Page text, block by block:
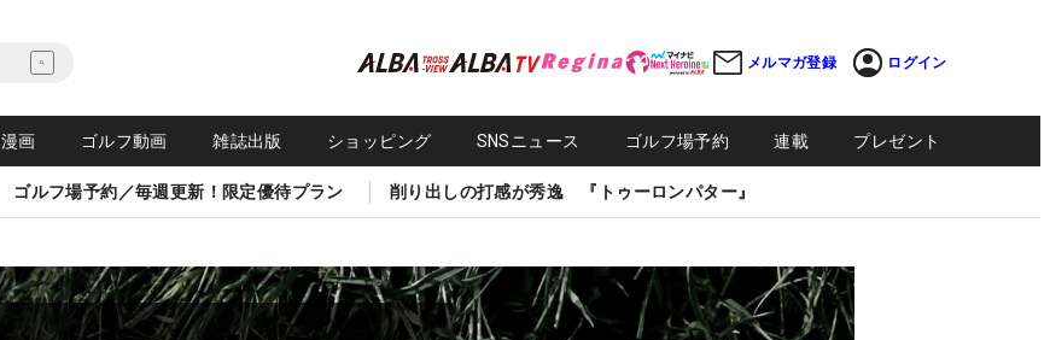
メルマガ登録 ログイン
漫画 ゴルフ動画 雑誌出版 ショッピング SNSニュース ゴルフ場予約 連載 プレゼント
ゴルフ場予約／毎週更新！限定優待プラン 削り出しの打感が秀逸 『トゥーロンパター』